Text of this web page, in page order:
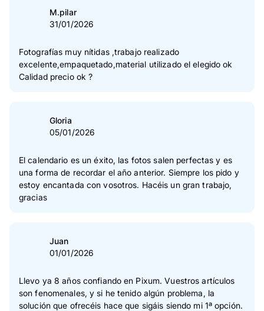
Estrella(s)
Estrella(s)
2 Estrella(s)
1 Estrella(s) 0 %
M.pilar
31/01/2026
Fotografías muy nítidas ,trabajo realizado
excelente,empaquetado,material utilizado el elegido ok
Calidad precio ok ?
Gloria
05/01/2026
El calendario es un éxito, las fotos salen perfectas y es
una forma de recordar el año anterior. Siempre los pido y
estoy encantada con vosotros. Hacéis un gran trabajo,
gracias
Juan
01/01/2026
Llevo ya 8 años confiando en Pixum. Vuestros artículos
son fenomenales, y si he tenido algún problema, la
solución que ofrecéis hace que sigáis siendo mi 1ª opción.